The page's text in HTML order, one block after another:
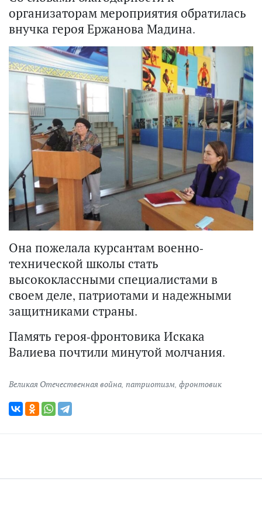
организаторам мероприятия обратилась
внучка героя Ержанова Мадина.
Она пожелала курсантам военно-
технической школы стать
высококлассными специалистами в
своем деле, патриотами и надежными
защитниками страны.
Память героя-фронтовика Искака
Валиева почтили минутой молчания.
Великая Отечественная война патриотизм фронтовик